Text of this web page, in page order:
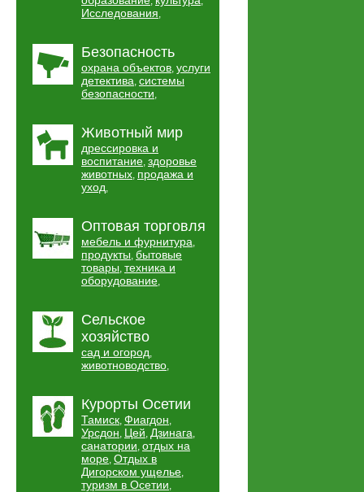
Исследования,
Безопасность
охрана объектов, услуги
детектива, системы
безопасности,
Животный мир
дрессировка и
воспитание, здоровье
животных, продажа и
уход,
Оптовая торговля
мебель и фурнитура,
продукты, бытовые
товары, техника и
оборудование,
Сельское
хозяйство
сад и огород,
животноводство,
Курорты Осетии
Тамиск, Фиагдон,
Урсдон, Цей, Дзинага,
санатории, отдых на
море, Отдых в
Дигорском ущелье,
туризм в Осетии,